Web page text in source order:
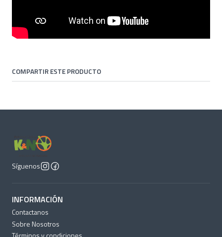
COMPARTIR ESTE PRODUCTO
Síguenos
INFORMACIÓN
Contactanos
Sobre Nosotros